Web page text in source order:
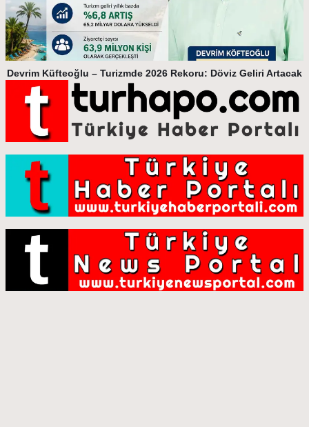
Devrim Küfteoğlu – Turizmde 2026 Rekoru: Döviz Geliri Artacak